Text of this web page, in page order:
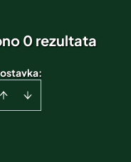
0 rezultata